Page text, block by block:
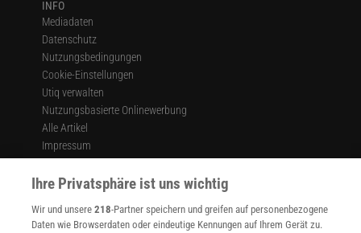
INFO
Mediadaten
Datenschutz
Nutzungsbedingungen
Cookie-Einstellungen
Utiq verwalten
Nutzungsbasierte Onlinewerbung
Alle Artikel
Impressum
Angebote für Schulen
Angebote für Institutionen
Sprachen lernen mit Gymglish
Ihre Privatsphäre ist uns wichtig
Wir und unsere218-Partner speichern und greifen auf personenbezogene
Daten wie Browserdaten oder eindeutige Kennungen auf Ihrem Gerät zu.